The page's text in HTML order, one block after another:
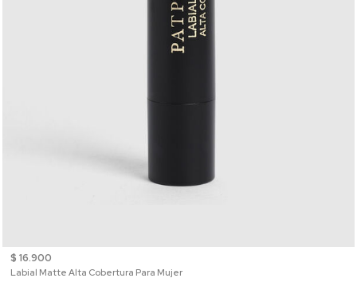
$ 16.900
Labial Matte Alta Cobertura Para Mujer